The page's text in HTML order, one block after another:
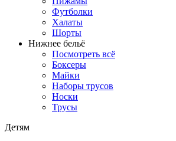
Футболки
Халаты
Шорты
Нижнее бельё
Посмотреть всё
Боксеры
Майки
Наборы трусов
Носки
Трусы
Детям